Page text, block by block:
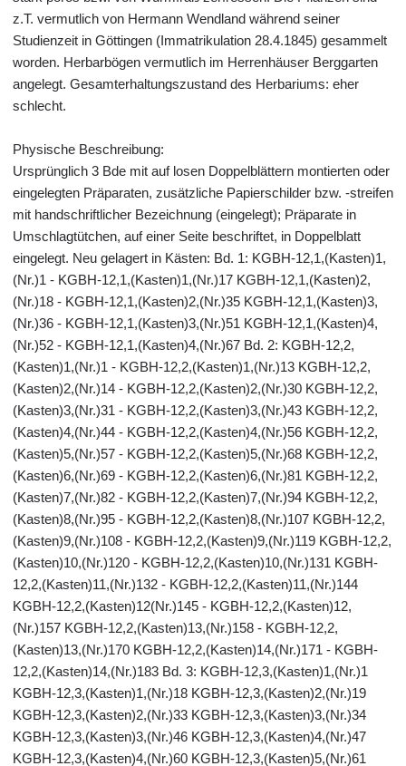
z.T. vermutlich von Hermann Wendland während seiner
Studienzeit in Göttingen (Immatrikulation 28.4.1845) gesammelt
worden. Herbarbögen vermutlich im Herrenhäuser Berggarten
angelegt. Gesamterhaltungszustand des Herbariums: eher
schlecht.
Physische Beschreibung:
Ursprünglich 3 Bde mit auf losen Doppelblättern montierten oder
eingelegten Präparaten, zusätzliche Papierschilder bzw. -streifen
mit handschriftlicher Bezeichnung (eingelegt); Präparate in
Umschlagtütchen, auf einer Seite beschriftet, in Doppelblatt
eingelegt. Neu gelagert in Kästen: Bd. 1: KGBH-12,1,(Kasten)1,
(Nr.)1 - KGBH-12,1,(Kasten)1,(Nr.)17 KGBH-12,1,(Kasten)2,
(Nr.)18 - KGBH-12,1,(Kasten)2,(Nr.)35 KGBH-12,1,(Kasten)3,
(Nr.)36 - KGBH-12,1,(Kasten)3,(Nr.)51 KGBH-12,1,(Kasten)4,
(Nr.)52 - KGBH-12,1,(Kasten)4,(Nr.)67 Bd. 2: KGBH-12,2,
(Kasten)1,(Nr.)1 - KGBH-12,2,(Kasten)1,(Nr.)13 KGBH-12,2,
(Kasten)2,(Nr.)14 - KGBH-12,2,(Kasten)2,(Nr.)30 KGBH-12,2,
(Kasten)3,(Nr.)31 - KGBH-12,2,(Kasten)3,(Nr.)43 KGBH-12,2,
(Kasten)4,(Nr.)44 - KGBH-12,2,(Kasten)4,(Nr.)56 KGBH-12,2,
(Kasten)5,(Nr.)57 - KGBH-12,2,(Kasten)5,(Nr.)68 KGBH-12,2,
(Kasten)6,(Nr.)69 - KGBH-12,2,(Kasten)6,(Nr.)81 KGBH-12,2,
(Kasten)7,(Nr.)82 - KGBH-12,2,(Kasten)7,(Nr.)94 KGBH-12,2,
(Kasten)8,(Nr.)95 - KGBH-12,2,(Kasten)8,(Nr.)107 KGBH-12,2,
(Kasten)9,(Nr.)108 - KGBH-12,2,(Kasten)9,(Nr.)119 KGBH-12,2,
(Kasten)10,(Nr.)120 - KGBH-12,2,(Kasten)10,(Nr.)131 KGBH-
12,2,(Kasten)11,(Nr.)132 - KGBH-12,2,(Kasten)11,(Nr.)144
KGBH-12,2,(Kasten)12(Nr.)145 - KGBH-12,2,(Kasten)12,
(Nr.)157 KGBH-12,2,(Kasten)13,(Nr.)158 - KGBH-12,2,
(Kasten)13,(Nr.)170 KGBH-12,2,(Kasten)14,(Nr.)171 - KGBH-
12,2,(Kasten)14,(Nr.)183 Bd. 3: KGBH-12,3,(Kasten)1,(Nr.)1
KGBH-12,3,(Kasten)1,(Nr.)18 KGBH-12,3,(Kasten)2,(Nr.)19
KGBH-12,3,(Kasten)2,(Nr.)33 KGBH-12,3,(Kasten)3,(Nr.)34
KGBH-12,3,(Kasten)3,(Nr.)46 KGBH-12,3,(Kasten)4,(Nr.)47
KGBH-12,3,(Kasten)4,(Nr.)60 KGBH-12,3,(Kasten)5,(Nr.)61